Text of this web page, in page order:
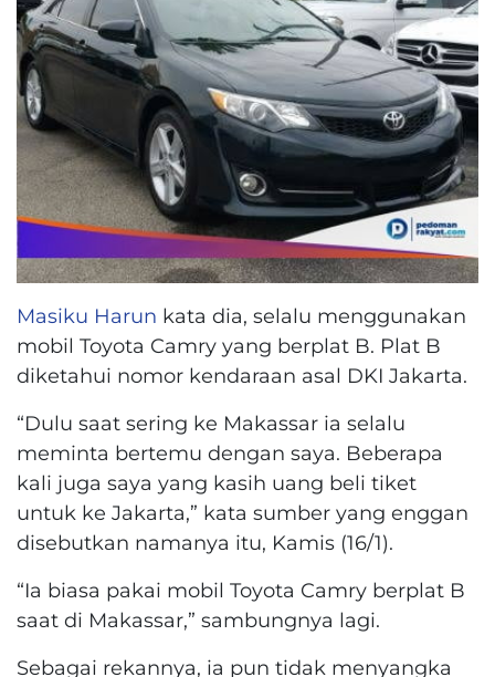
Masiku Harun kata dia, selalu menggunakan
mobil Toyota Camry yang berplat B. Plat B
diketahui nomor kendaraan asal DKI Jakarta.
“Dulu saat sering ke Makassar ia selalu
meminta bertemu dengan saya. Beberapa
kali juga saya yang kasih uang beli tiket
untuk ke Jakarta,” kata sumber yang enggan
disebutkan namanya itu, Kamis (16/1).
“Ia biasa pakai mobil Toyota Camry berplat B
saat di Makassar,” sambungnya lagi.
Sebagai rekannya, ia pun tidak menyangka